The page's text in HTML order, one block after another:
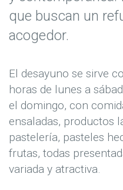
que buscan un
acogedor.
El desayuno se sirve
horas de lunes a
el domingo, con
ensaladas, productos
pastelería, pasteles
frutas, todas
variada y atractiva.